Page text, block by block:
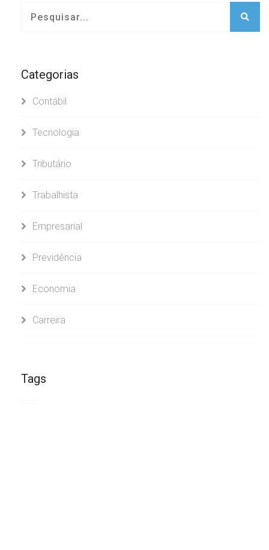
Categorias
Contábil
Tecnologia
Tributário
Trabalhista
Empresarial
Previdência
Economia
Carreira
Tags